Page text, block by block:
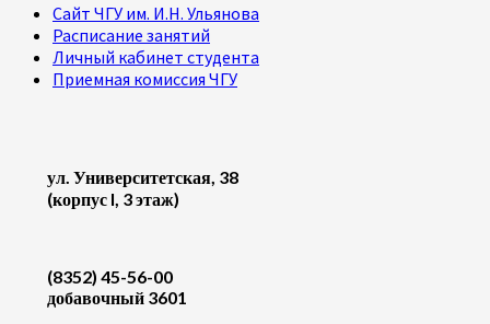
Сайт ЧГУ им. И.Н. Ульянова
Расписание занятий
Личный кабинет студента
Приемная комиссия ЧГУ
ул. Университетская, 38
(корпус I, 3 этаж)
(8352) 45-56-00
добавочный 3601